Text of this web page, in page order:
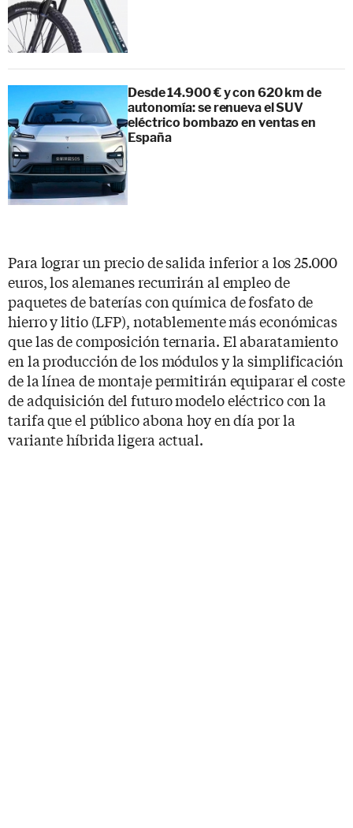
Desde 14.900 € y con 620 km de
autonomía: se renueva el SUV
eléctrico bombazo en ventas en
España
Para lograr un precio de salida inferior a los 25.000
euros, los alemanes recurrirán al empleo de
paquetes de baterías con química de fosfato de
hierro y litio (LFP), notablemente más económicas
que las de composición ternaria. El abaratamiento
en la producción de los módulos y la simplificación
de la línea de montaje permitirán equiparar el coste
de adquisición del futuro modelo eléctrico con la
tarifa que el público abona hoy en día por la
variante híbrida ligera actual.